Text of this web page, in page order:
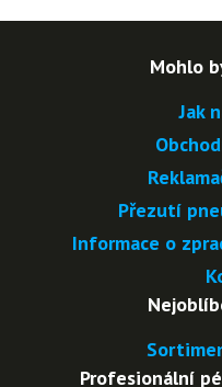
s
l
d
u
j
í
s
t
á
Mohlo
Jak
Přezutí
Informace o
Profesionální